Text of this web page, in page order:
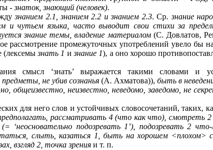
-знаток, знающий (человек).
знанием 2.1, знанием 2.2 и знанием 2.3. Ср.знание
чутьем языка, часто выводит свои стихи за
знание темы, владение материалом(C. Довлатов,
рассмотрение промежуточных употреблений увело бы
(лексемызнать 1 изнание 1), а оно хорошо
смысл ‘знать’ выражается такими словами и
не убив сознанья(А. Ахматова)), быть в
неизвестно, неведомо, заведомо, не
для него слов и устойчивых словосочетаний, таких,
рассматривать 4 (что как что), смотреть
‘неосновательно подозревать 1’), подозревать 2
слыть, казаться 1, быть на хорошем <плохом>
взгляд 2, точка зрения и т. п.